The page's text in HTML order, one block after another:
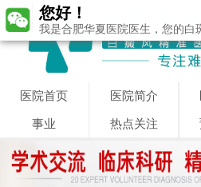
医院首页 医院简介
事业 热点关注
您好！
我是合肥华夏医院医生，您的白